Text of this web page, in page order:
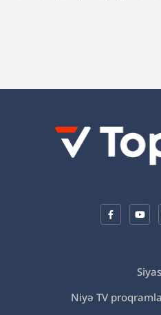
Niyə TV